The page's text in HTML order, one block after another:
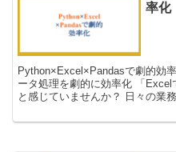
率化
Python×Excel×Pandasで劇的効
ータ処理を劇的に効率化 「
と感じていませんか？ 日々の業